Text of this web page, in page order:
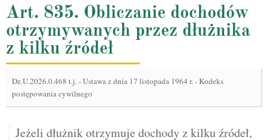
Art. 835. Obliczanie dochodów
otrzymywanych przez dłużnika
z kilku źródeł
Dz.U.2026.0.468 t.j.-Ustawa z dnia 17 listopada 1964 r. - Kodeks
postępowania cywilnego
Jeżeli dłużnik otrzymuje dochody z kilku źródeł,